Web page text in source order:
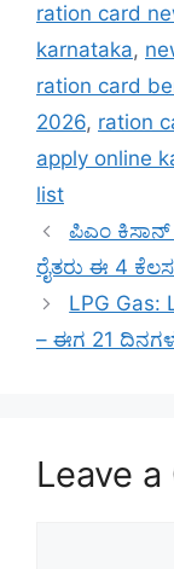
ration card
karnataka,
ration card
2026, ration
apply online
list
ಪಿಎಂ ಕಿಸಾನ್
ರೈತರು ಈ 4
LPG
– ಈಗ 21
Leave